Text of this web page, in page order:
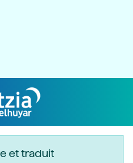
et traduit